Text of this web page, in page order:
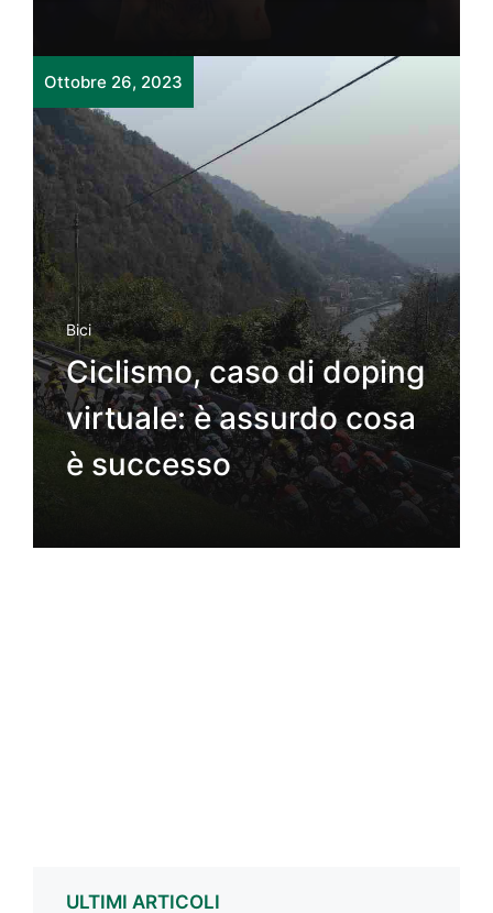
Ottobre 26, 2023
Bici
Ciclismo, caso di doping
virtuale: è assurdo cosa
è successo
ULTIMI ARTICOLI